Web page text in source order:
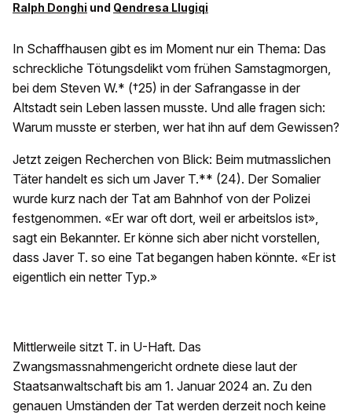
Ralph Donghi und Qendresa Llugiqi
In Schaffhausen gibt es im Moment nur ein Thema: Das
schreckliche Tötungsdelikt vom frühen Samstagmorgen,
bei dem Steven W.* (†25) in der Safrangasse in der
Altstadt sein Leben lassen musste. Und alle fragen sich:
Warum musste er sterben, wer hat ihn auf dem Gewissen?
Jetzt zeigen Recherchen von Blick: Beim mutmasslichen
Täter handelt es sich um Javer T.** (24). Der Somalier
wurde kurz nach der Tat am Bahnhof von der Polizei
festgenommen. «Er war oft dort, weil er arbeitslos ist»,
sagt ein Bekannter. Er könne sich aber nicht vorstellen,
dass Javer T. so eine Tat begangen haben könnte. «Er ist
eigentlich ein netter Typ.»
Mittlerweile sitzt T. in U-Haft. Das
Zwangsmassnahmengericht ordnete diese laut der
Staatsanwaltschaft bis am 1. Januar 2024 an. Zu den
genauen Umständen der Tat werden derzeit noch keine